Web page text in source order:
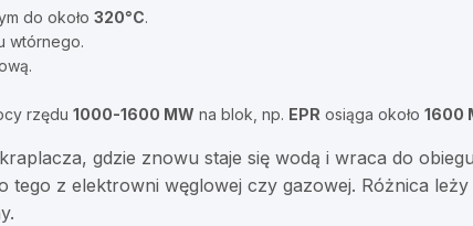
do około 320°C.
wtórnego.
rzędu 1000-1600 MW na blok, np. EPR osiąga około 1600
gdzie znowu staje się wodą i wraca do
z elektrowni węglowej czy gazowej. Różnica